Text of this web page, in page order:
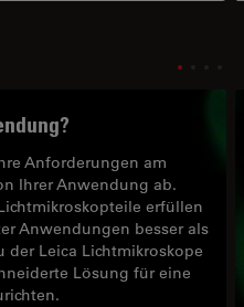
Anforderungen am
Ihrer Anwendung ab.
erfüllen
Anwendungen besser als
der Leica Lichtmikroskope
Lösung für eine